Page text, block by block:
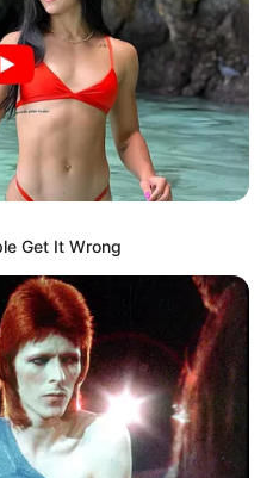
EN GOOGLE NEWS
CUARENTENA
las noticias que le
estar bien informado, por
notificaciones de Alerta.
Get It Wrong